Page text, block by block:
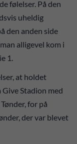
følelser. På den
uheldig
den anden side
alligevel kom i
1.
at holdet
Stadion med
for på
der var blevet